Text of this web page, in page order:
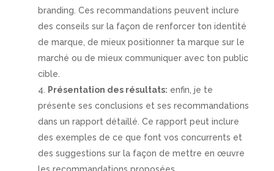
branding. Ces recommandations peuvent inclure
des conseils sur la façon de renforcer ton identité
de marque, de mieux positionner ta marque sur le
marché ou de mieux communiquer avec ton public
cible.
Présentation des résultats: enfin, je te
présente ses conclusions et ses recommandations
dans un rapport détaillé. Ce rapport peut inclure
des exemples de ce que font vos concurrents et
des suggestions sur la façon de mettre en œuvre
les recommandations proposées.